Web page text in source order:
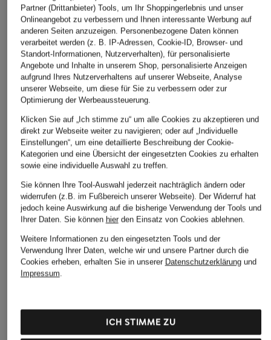
YERSE
Ursprünglich:CHF 119
CHF 159
Lederoptik
Partner (Drittanbieter) Tools, um Ihr Shoppingerlebnis und unser
Onlineangebot zu verbessern und Ihnen interessante Werbung auf
anderen Seiten anzuzeigen. Personenbezogene Daten können
verarbeitet werden (z. B. IP-Adressen, Cookie-ID, Browser- und
Standort-Informationen, Nutzerverhalten), für personalisierte
Angebote und Inhalte in unserem Shop, personalisierte Anzeigen
aufgrund Ihres Nutzerverhaltens auf unserer Webseite, Analyse
unserer Webseite, um diese für Sie zu verbessern oder zur
Optimierung der Werbeaussteuerung.
Klicken Sie auf „Ich stimme zu“ um alle Cookies zu akzeptieren und
direkt zur Webseite weiter zu navigieren; oder auf „Individuelle
Einstellungen“, um eine detaillierte Beschreibung der Cookie-
Kategorien und eine Übersicht der eingesetzten Cookies zu erhalten
sowie eine individuelle Auswahl zu treffen.
Sie können Ihre Tool-Auswahl jederzeit nachträglich ändern oder
widerrufen (z.B. im Fußbereich unserer Webseite). Der Widerruf hat
jedoch keine Auswirkung auf die bisherige Verwendung der Tools und
Ihrer Daten. Sie können hierden Einsatz von Cookies ablehnen.
Weitere Informationen zu den eingesetzten Tools und der
Verwendung Ihrer Daten, welche wir und unsere Partner durch die
Cookies erheben, erhalten Sie in unserer Datenschutzerklärungund
Impressum.
ICH STIMME ZU